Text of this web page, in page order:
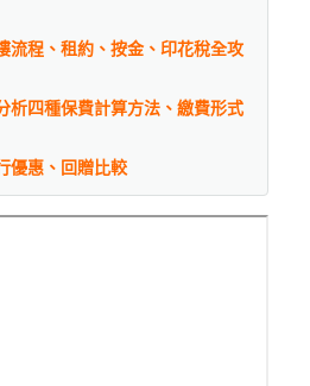
流程、租約、按金、印花稅全攻
析四種保費計算方法、繳費形式
優惠、回贈比較